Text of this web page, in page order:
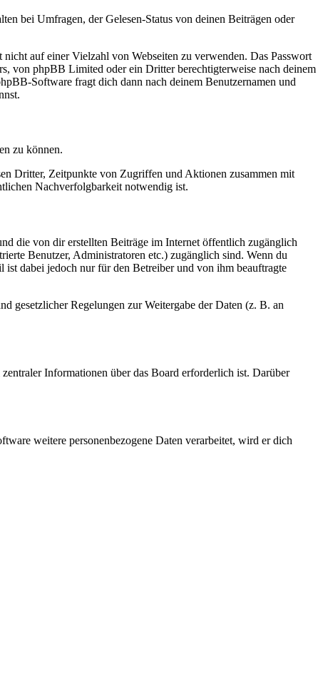
bei Umfragen, der Gelesen-Status von deinen Beiträgen oder
auf einer Vielzahl von Webseiten zu verwenden. Das Passwort
von phpBB Limited oder ein Dritter berechtigterweise nach deinem
Software fragt dich dann nach deinem Benutzernamen und
zu können.
Dritter, Zeitpunkte von Zugriffen und Aktionen zusammen mit
Nachverfolgbarkeit notwendig ist.
die von dir erstellten Beiträge im Internet öffentlich zugänglich
Benutzer, Administratoren etc.) zugänglich sind. Wenn du
dabei jedoch nur für den Betreiber und von ihm beauftragte
gesetzlicher Regelungen zur Weitergabe der Daten (z. B. an
Informationen über das Board erforderlich ist. Darüber
weitere personenbezogene Daten verarbeitet, wird er dich